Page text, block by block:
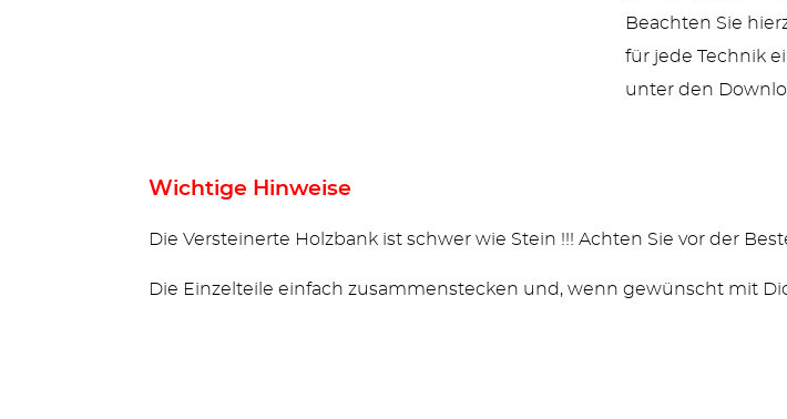
Beachten Sie
für jede Technik
unter den
Wichtige Hinweise
Die Versteinerte Holzbank ist schwer wie Stein !!! Achten Sie vor der
Die Einzelteile einfach zusammenstecken und, wenn gewünscht mit